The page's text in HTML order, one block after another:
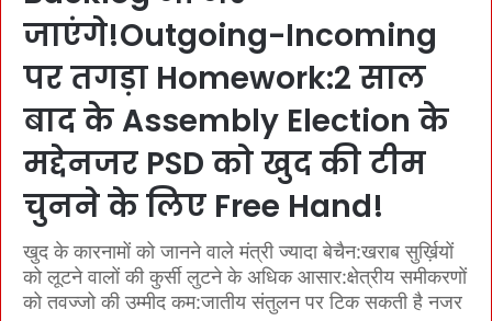
जाएंगे!Outgoing-Incoming
पर तगड़ा Homework:2 साल
बाद के Assembly Election के
मद्देनजर PSD को खुद की टीम
चुनने के लिए Free Hand!
खुद के कारनामों को जानने वाले मंत्री ज्यादा बेचैन:खराब सुर्ख़ियों
को लूटने वालों की कुर्सी लुटने के अधिक आसार:क्षेत्रीय समीकरणों
को तवज्जो की उम्मीद कम:जातीय संतुलन पर टिक सकती है नजर